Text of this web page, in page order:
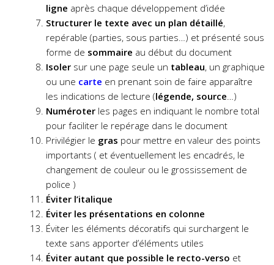
ligne après chaque développement d’idée
Structurer le texte avec un plan détaillé,
repérable (parties, sous parties…) et présenté sous
forme de sommaire au début du document
Isoler sur une page seule un tableau, un graphique
ou une carte en prenant soin de faire apparaître
les indications de lecture (légende, source …)
Numéroter les pages en indiquant le nombre total
pour faciliter le repérage dans le document
Privilégier le gras pour mettre en valeur des points
importants ( et éventuellement les encadrés, le
changement de couleur ou le grossissement de
police )
Éviter l’italique
Éviter les présentations en colonne
Éviter les éléments décoratifs qui surchargent le
texte sans apporter d’éléments utiles
Éviter autant que possible le recto-verso et